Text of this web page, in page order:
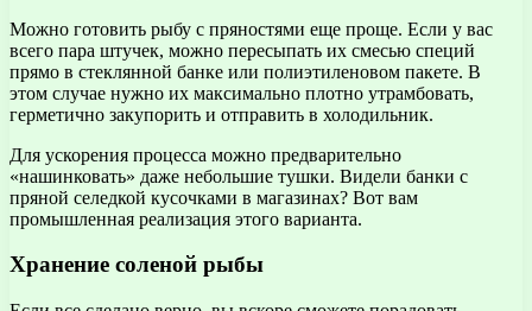
Можно готовить рыбу с пряностями еще проще. Если у вас
всего пара штучек, можно пересыпать их смесью специй
прямо в стеклянной банке или полиэтиленовом пакете. В
этом случае нужно их максимально плотно утрамбовать,
герметично закупорить и отправить в холодильник.
Для ускорения процесса можно предварительно
«нашинковать» даже небольшие тушки. Видели банки с
пряной селедкой кусочками в магазинах? Вот вам
промышленная реализация этого варианта.
Хранение соленой рыбы